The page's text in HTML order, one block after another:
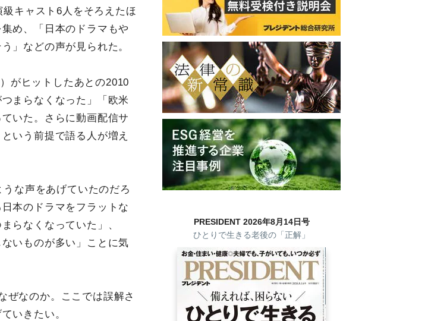
キャスト6人をそろえたほ
め、「日本のドラマもや
」などの声が見られた。
がヒットしたあとの2010
まらなくなった」「欧米
いた。さらに動画配信サ
いう前提で語る人が増え
な声をあげていたのだろ
本のドラマをフラットな
らなくなっていた」、
いものが多い」ことに気
ぜなのか。ここでは誤解さ
いきたい。
PRESIDENT 2026年8月14日号
ひとりで生きる老後の「正解」